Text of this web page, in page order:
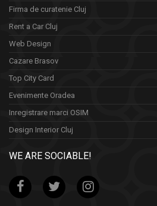
Firma de curatenie Cluj
Rent a Car Cluj
Web Design
Cazare Brasov
Top City Card
Evenimente Oradea
Inregistrare marci OSIM
Design Interior Cluj
WE ARE SOCIABLE!